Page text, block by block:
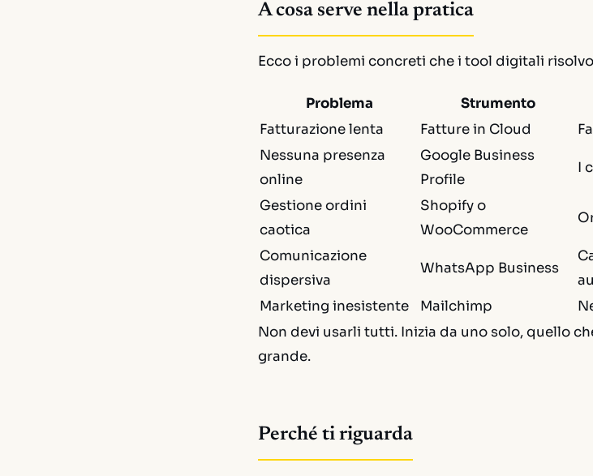
A cosa serve nella pratica
Ecco i problemi concreti che i tool digitali
Problema Strumento
Fatturazione lenta
Fatture in Cloud
Nessuna presenza
online
Google Business
Profile
I
Gestione ordini
caotica
Shopify o
WooCommerce
Comunicazione
dispersiva
WhatsApp Business
Marketing inesistente
Mailchimp
Non devi usarli tutti. Inizia da uno solo, quello
grande.
Perché ti riguarda